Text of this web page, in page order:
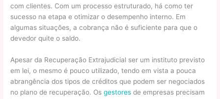
com clientes. Com um processo estruturado, há como ter
sucesso na etapa e otimizar o desempenho interno. Em
algumas situações, a cobrança não é suficiente para que o
devedor quite o saldo.
Apesar da Recuperação Extrajudicial ser um instituto previsto
em lei, o mesmo é pouco utilizado, tendo em vista a pouca
abrangência dos tipos de créditos que podem ser negociados
no plano de recuperação. Osgestores de empresas precisam